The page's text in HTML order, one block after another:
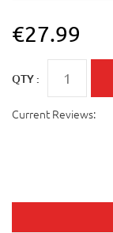
€27.99
QTY :
Current Reviews: